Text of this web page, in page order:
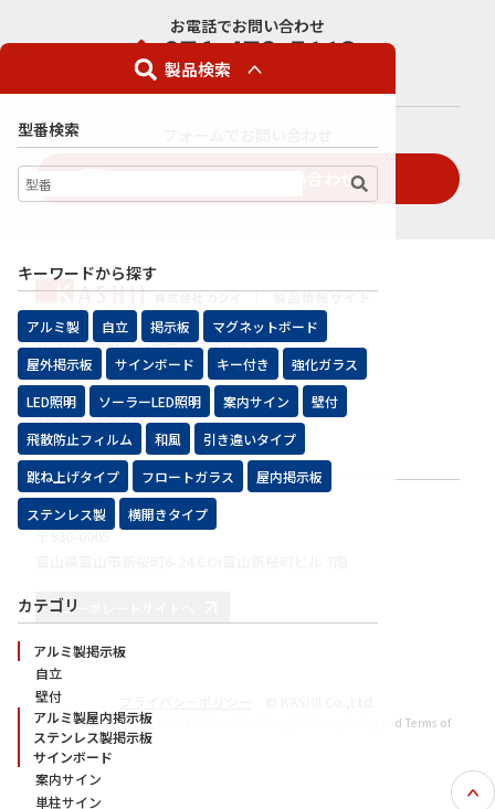
お電話でお問い合わせ
受付時間／平日8:00 - 17:00
お見積り・お問い合わせ
パブリックサイン事業部［富山工場］
〒939-3548
富山県富山市三郷18番地
TEL.076-478-5113
FAX.076-479-9190
株式会社カシイ 本社
〒930-0005
コーポレートサイトへ
This site is protected by reCAPTCHA and the Google and Terms of
Serviceapply.
製品検索
型番検索
キーワードから探す
アルミ製 自立 掲示板
マグネットボード
屋外掲示板
サインボード キー付き
強化ガラス
LED照明
ソーラーLED照明 案内サイン
壁付
飛散防止フィルム
和風
引き違いタイプ
跳ね上げタイプ
フロートガラス
屋内掲示板
ステンレス製
横開きタイプ
カテゴリ
アルミ製掲示板
自立
壁付
アルミ製屋内掲示板
ステンレス製掲示板
サインボード
案内サイン
単柱サイン